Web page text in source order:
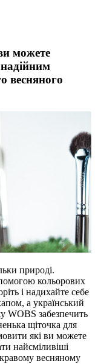
можете
весняного
природі.
кольорових
і надихайте себе
а український
WOBS забезпечить
щіточка для
які ви можете
найсміливіші
весняному